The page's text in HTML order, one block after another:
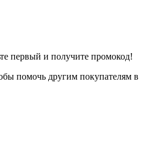
первый и получите промокод!
помочь другим покупателям в